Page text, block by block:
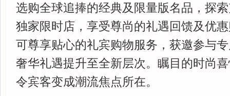
选购全球追捧的经典及限量版名品，探
独家限时店，享受尊尚的礼遇回馈及优
可尊享贴心的礼宾购物服务，获邀参与
奢华礼遇提升至全新层次。瞩目的时尚
令宾客变成潮流焦点所在。